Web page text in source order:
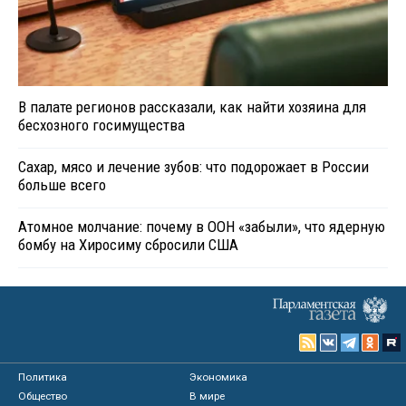
В палате регионов рассказали, как найти хозяина для
бесхозного госимущества
Сахар, мясо и лечение зубов: что подорожает в России
больше всего
Атомное молчание: почему в ООН «забыли», что ядерную
бомбу на Хиросиму сбросили США
Политика
Экономика
Общество
В мире